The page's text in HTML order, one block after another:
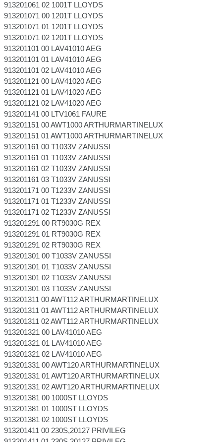
913201061 02 1001T LLOYDS
913201071 00 1201T LLOYDS
913201071 01 1201T LLOYDS
913201071 02 1201T LLOYDS
913201101 00 LAV41010 AEG
913201101 01 LAV41010 AEG
913201101 02 LAV41010 AEG
913201121 00 LAV41020 AEG
913201121 01 LAV41020 AEG
913201121 02 LAV41020 AEG
913201141 00 LTV1061 FAURE
913201151 00 AWT1000 ARTHURMARTINELUX
913201151 01 AWT1000 ARTHURMARTINELUX
913201161 00 T1033V ZANUSSI
913201161 01 T1033V ZANUSSI
913201161 02 T1033V ZANUSSI
913201161 03 T1033V ZANUSSI
913201171 00 T1233V ZANUSSI
913201171 01 T1233V ZANUSSI
913201171 02 T1233V ZANUSSI
913201291 00 RT9030G REX
913201291 01 RT9030G REX
913201291 02 RT9030G REX
913201301 00 T1033V ZANUSSI
913201301 01 T1033V ZANUSSI
913201301 02 T1033V ZANUSSI
913201301 03 T1033V ZANUSSI
913201311 00 AWT112 ARTHURMARTINELUX
913201311 01 AWT112 ARTHURMARTINELUX
913201311 02 AWT112 ARTHURMARTINELUX
913201321 00 LAV41010 AEG
913201321 01 LAV41010 AEG
913201321 02 LAV41010 AEG
913201331 00 AWT120 ARTHURMARTINELUX
913201331 01 AWT120 ARTHURMARTINELUX
913201331 02 AWT120 ARTHURMARTINELUX
913201381 00 1000ST LLOYDS
913201381 01 1000ST LLOYDS
913201381 02 1000ST LLOYDS
913201411 00 230S,20127 PRIVILEG